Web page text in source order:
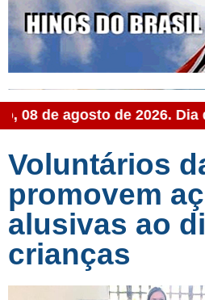
08 de agosto de 2026. Dia
Voluntários
promovem
alusivas ao
crianças